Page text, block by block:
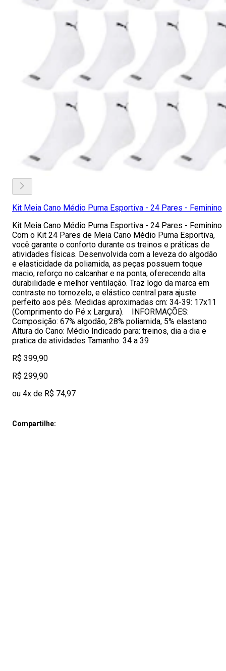
Kit Meia Cano Médio Puma Esportiva - 24 Pares - Feminino
Kit Meia Cano Médio Puma Esportiva - 24 Pares - Feminino
Com o Kit 24 Pares de Meia Cano Médio Puma Esportiva,
você garante o conforto durante os treinos e práticas de
atividades físicas. Desenvolvida com a leveza do algodão
e elasticidade da poliamida, as peças possuem toque
macio, reforço no calcanhar e na ponta, oferecendo alta
durabilidade e melhor ventilação. Traz logo da marca em
contraste no tornozelo, e elástico central para ajuste
perfeito aos pés. Medidas aproximadas cm: 34-39: 17x11
(Comprimento do Pé x Largura). INFORMAÇÕES:
Composição: 67% algodão, 28% poliamida, 5% elastano
Altura do Cano: Médio Indicado para: treinos, dia a dia e
pratica de atividades Tamanho: 34 a 39
R$ 399,90
R$ 299,90
ou 4x de R$ 74,97
Compartilhe: